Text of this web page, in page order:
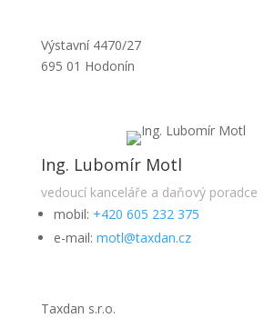
Výstavní 4470/27
695 01 Hodonín
Ing. Lubomír Motl
vedoucí kanceláře a daňový poradce
mobil: +420 605 232 375
e-mail: motl@taxdan.cz
Taxdan s.r.o.